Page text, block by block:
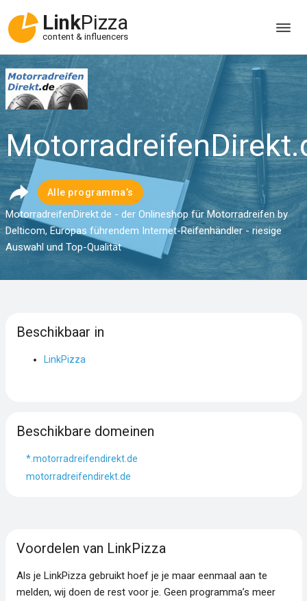
LinkPizza
content & influencers
Alle programma’s
MotorradreifenDirekt.de - der Onlineshop für Motorradreifen by
Delticom, Europas führendem Internet-Reifenhändler - riesige
Auswahl und Top-Qualität
Beschikbaar in
LinkPizza
Beschikbare domeinen
*.motorradreifendirekt.de
motorradreifendirekt.de
Voordelen van LinkPizza
Als je LinkPizza gebruikt hoef je je maar eenmaal aan te
melden, wij doen de rest voor je. Geen programma’s meer